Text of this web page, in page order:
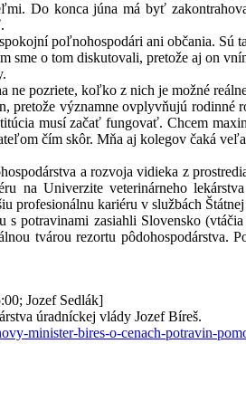
Do konca júna má byť
poľnohospodári ani občania.
sme o tom diskutovali, pretože aj on
ne pozriete, koľko z nich je možné
pretože významne ovplyvňujú
musí začať fungovať. Chcem
čím skôr. Mňa aj kolegov čaká
a rozvoja vidieka z
na Univerzite veterinárneho
profesionálnu kariéru v službách
s potravinami zasiahli Slovensko
tvárou rezortu
Jozef Sedlák]
úradníckej vlády Jozef Bíreš.
minister-bires-o-cenach-potravin-